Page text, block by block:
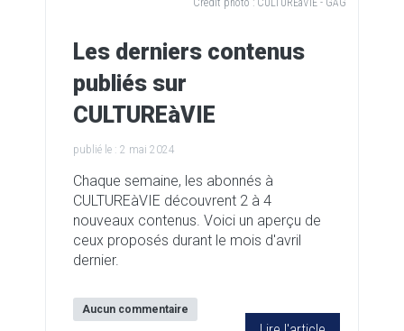
Credit photo : CULTUREàVIE - GAG
Les derniers contenus
publiés sur
CULTUREàVIE
publié le : 2 mai 2024
Chaque semaine, les abonnés à
CULTUREàVIE découvrent 2 à 4
nouveaux contenus. Voici un aperçu de
ceux proposés durant le mois d'avril
dernier.
Aucun commentaire